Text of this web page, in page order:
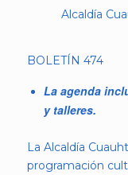
Alcaldía
BOLETÍN 474
La agenda
y talleres.
La Alcaldía
programación